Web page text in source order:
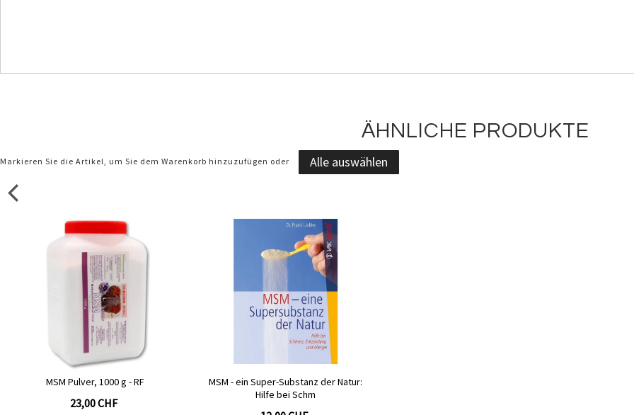
ÄHNLICHE PRODUKTE
Markieren Sie die Artikel, um Sie dem Warenkorb hinzuzufügen oder Alle auswählen
MSM Pulver, 1000 g - RF
23,00 CHF
MSM - ein Super-Substanz der Natur:
Hilfe bei Schm